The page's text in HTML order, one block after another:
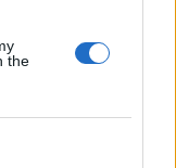
the
Ivanom
suhih hrušk
in raziskovanju
in
avtorja so